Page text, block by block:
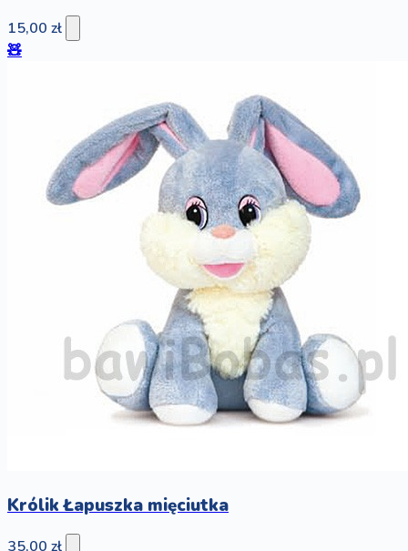
15,00 zł
🧸
Królik Łapuszka mięciutka
35,00 zł